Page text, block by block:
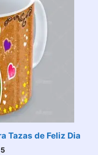
Tazas de Feliz Dia